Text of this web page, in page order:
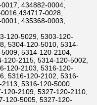
434882-0004,
0028,
435368-0003,
120-5029, 5303-120-
5304-120-5010, 5314-
5314-120-2104,
2115, 5314-120-5002,
120-2103, 5316-120-
5316-120-2102, 5316-
5316-120-5000,
2109, 5327-120-2110,
120-5005, 5327-120-